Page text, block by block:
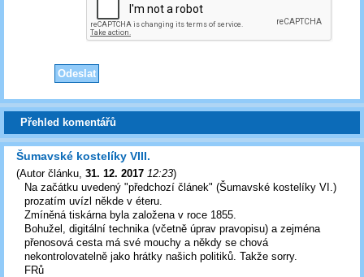
Přehled komentářů
Šumavské kostelíky VIII.
(Autor článku 31. 12. 2017 12:23)
Na začátku uvedený "předchozí článek" (Šumavské kostelíky VI.)
prozatím uvízl někde v éteru.
Zmíněná tiskárna byla založena v roce 1855.
Bohužel, digitální technika (včetně úprav pravopisu) a zejména
přenosová cesta má své mouchy a někdy se chová
nekontrolovatelně jako hrátky našich politiků. Takže sorry.
FRů